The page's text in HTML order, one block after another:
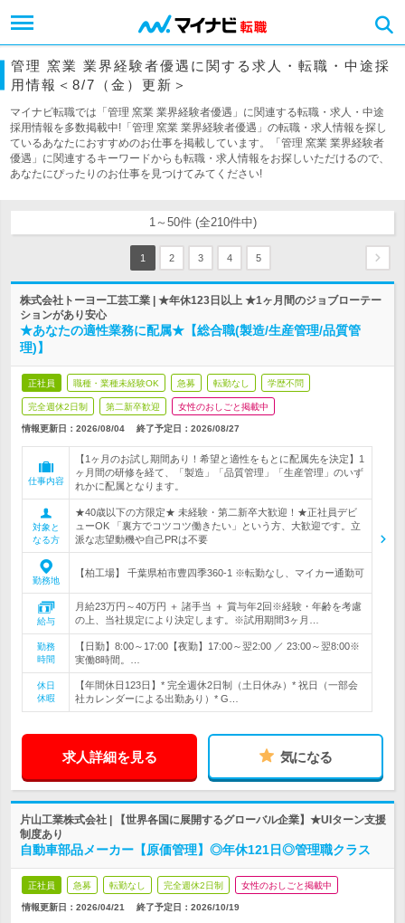
管理 窯業 業界経験者優遇に関する求人・転職・中途採
用情報＜8/7（金）更新＞
マイナビ転職では「管理 窯業 業界経験者優遇」に関連する転職・求人・中途
採用情報を多数掲載中!「管理 窯業 業界経験者優遇」の転職・求人情報を探し
ているあなたにおすすめのお仕事を掲載しています。「管理 窯業 業界経験者
優遇」に関連するキーワードからも転職・求人情報をお探しいただけるので、
あなたにぴったりのお仕事を見つけてみてください!
1～50件 (全210件中)
1 2 3 4 5
株式会社トーヨー工芸工業 | ★年休123日以上 ★1ヶ月間のジョブローテー
ションがあり安心
★あなたの適性業務に配属★【総合職(製造/生産管理/品質管
理)】
正社員 職種・業種未経験OK 急募 転勤なし 学歴不問
完全週休2日制 第二新卒歓迎 女性のおしごと掲載中
情報更新日：2026/08/04 終了予定日： 2026/08/27
仕事内容
【1ヶ月のお試し期間あり！希望と適性をもとに配属先を決定】1
ヶ月間の研修を経て、「製造」「品質管理」「生産管理」のいず
れかに配属となります。
対象と
なる方
★40歳以下の方限定★ 未経験・第二新卒大歓迎！★正社員デビ
ューOK 「裏方でコツコツ働きたい」という方、大歓迎です。立
派な志望動機や自己PRは不要
勤務地
【柏工場】 千葉県柏市豊四季360-1 ※転勤なし、マイカー通勤可
給与
月給23万円～40万円 ＋ 諸手当 ＋ 賞与年2回※経験・年齢を考慮
の上、当社規定により決定します。※試用期間3ヶ月…
勤務
時間
【日勤】8:00～17:00【夜勤】17:00～翌2:00 ／ 23:00～翌8:00※
実働8時間。…
休日
休暇
【年間休日123日】* 完全週休2日制（土日休み）* 祝日（一部会
社カレンダーによる出勤あり）* G…
求人詳細を見る 気になる
片山工業株式会社 | 【世界各国に展開するグローバル企業】★UIターン支援
制度あり
自動車部品メーカー【原価管理】◎年休121日◎管理職クラス
正社員 急募 転勤なし 完全週休2日制 女性のおしごと掲載中
情報更新日：2026/04/21 終了予定日： 2026/10/19